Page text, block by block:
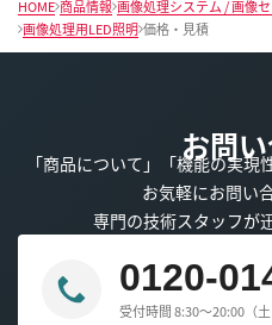
HOME 商品情報 画像処理システム / 画像
画像処理用LED照明 価格・見積
お問
「商品について」「機能の実現
お気軽にお問い
専門の技術スタッフが
0120-
受付時間 8:30～20:00（土